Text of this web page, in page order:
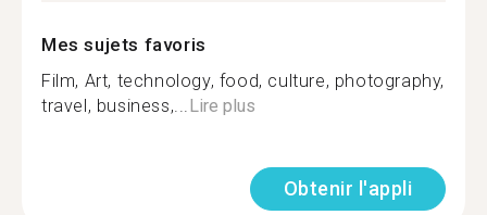
Mes sujets favoris
Film, Art, technology, food, culture, photography,
travel, business,...Lire plus
Obtenir l'appli